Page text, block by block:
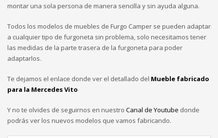
montar una sola persona de manera sencilla y sin ayuda alguna.
Todos los modelos de muebles de Furgo Camper se pueden adaptar
a cualquier tipo de furgoneta sin problema, solo necesitamos tener
las medidas de la parte trasera de la furgoneta para poder
adaptarlos.
Te dejamos el enlace donde ver el detallado del Mueble fabricado
para la Mercedes Vito
Y no te olvides de seguirnos en nuestro Canal de Youtube donde
podrás ver los nuevos modelos que vamos fabricando.